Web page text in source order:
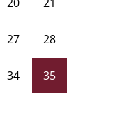
27 28
34 35